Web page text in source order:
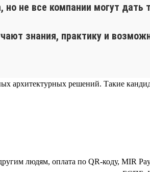
не все компании могут дать
знания, практику и
архитектурных решений. Такие
людям, оплата по QR-коду, MIR